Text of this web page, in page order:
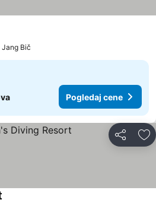
Jang Bič
Pogledaj cene
Deli